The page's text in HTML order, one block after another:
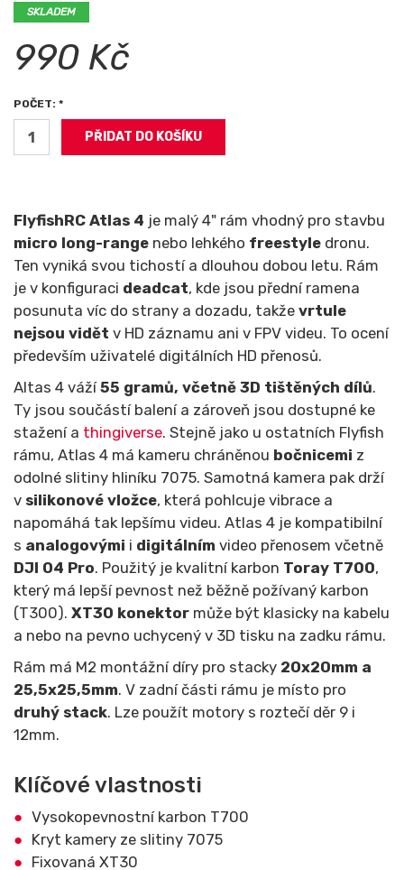
SKLADEM
990 Kč
POČET: *
FlyfishRC Atlas 4 je malý 4" rám vhodný pro stavbu
micro long-range nebo lehkého freestyle dronu.
Ten vyniká svou tichostí a dlouhou dobou letu. Rám
je v konfiguraci deadcat, kde jsou přední ramena
posunuta víc do strany a dozadu, takže vrtule
nejsou vidět v HD záznamu ani v FPV videu. To ocení
především uživatelé digitálních HD přenosů.
Altas 4 váží55 gramů, včetně 3D tištěných dílů.
Ty jsou součástí balení a zároveň jsou dostupné ke
stažení a thingiverse. Stejně jako u ostatních Flyfish
rámu, Atlas 4 má kameru chráněnou bočnicemi z
odolné slitiny hliníku 7075. Samotná kamera pak drží
v silikonové vložce, která pohlcuje vibrace a
napomáhá tak lepšímu videu. Atlas 4 je kompatibilní
s analogovými i digitálním video přenosem včetně
DJI O4 Pro. Použitý je kvalitní karbon Toray T700,
který má lepší pevnost než běžně požívaný karbon
(T300). XT30 konektor může být klasicky na kabelu
a nebo na pevno uchycený v 3D tisku na zadku rámu.
Rám má M2 montážní díry pro stacky 20x20mm a
25,5x25,5mm. V zadní části rámu je místo pro
druhý stack. Lze použít motory s roztečí děr 9 i
12mm.
Klíčové vlastnosti
Vysokopevnostní karbon T700
Kryt kamery ze slitiny 7075
Fixovaná XT30